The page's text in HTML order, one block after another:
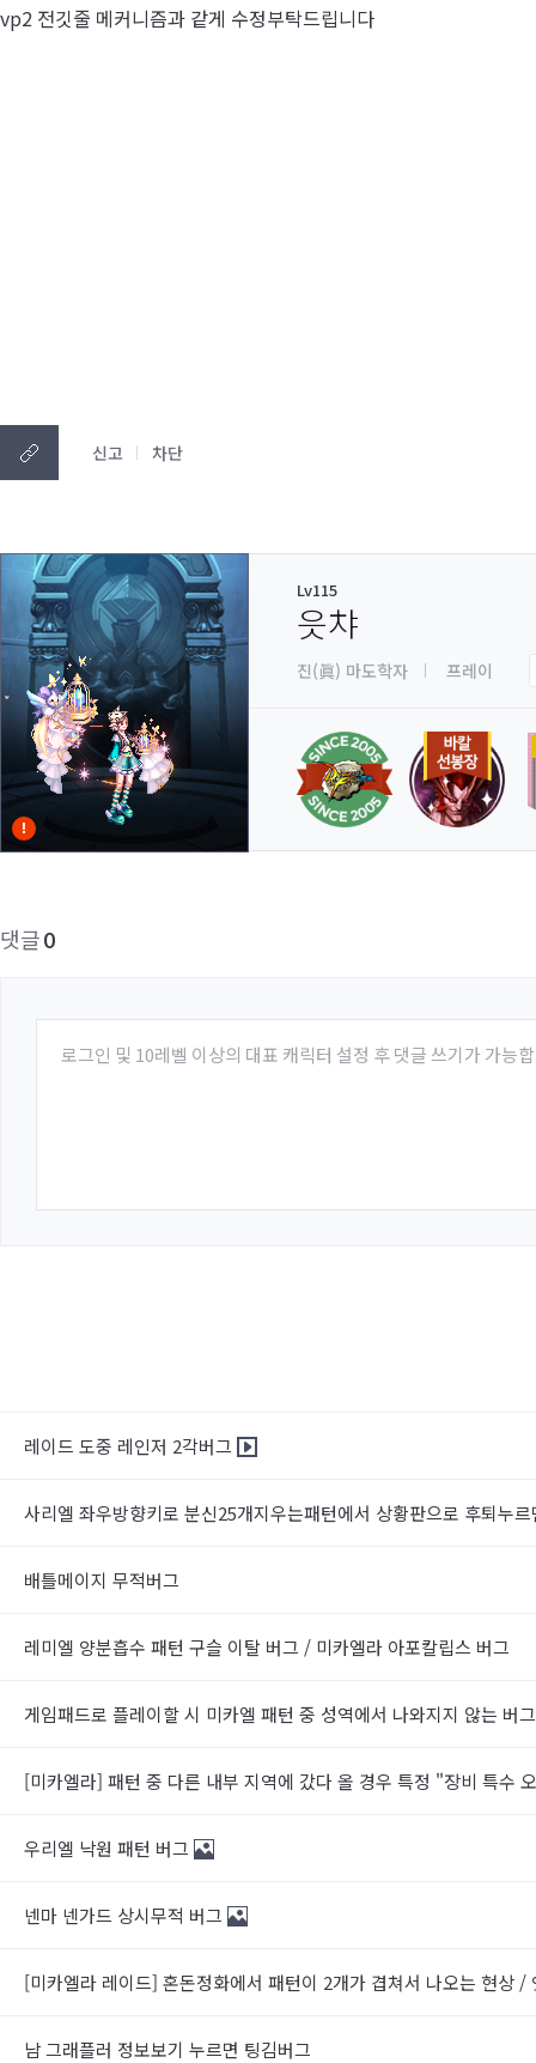
vp2 전깃줄 메커니즘과 같게 수정부탁드립니다
신고 차단
Lv115
읏챠
진(眞) 마도학자 프레이
댓글0
로그인 및 10레벨 이상의 대표 캐릭터 설정 후 댓글 쓰기가 가능
레이드 도중 레인저 2각버그
사리엘 좌우방향키로 분신25개지우는패턴에서 상황판으로 후퇴누
배틀메이지 무적버그
레미엘 양분흡수 패턴 구슬 이탈 버그 / 미카엘라 아포칼립스 버그
게임패드로 플레이할 시 미카엘 패턴 중 성역에서 나와지지 않는 버
[미카엘라] 패턴 중 다른 내부 지역에 갔다 올 경우 특정 "장비 특수
우리엘 낙원 패턴 버그
넨마 넨가드 상시무적 버그
[미카엘라 레이드] 혼돈정화에서 패턴이 2개가 겹쳐서 나오는 현상
남 그래플러 정보보기 누르면 팅김버그